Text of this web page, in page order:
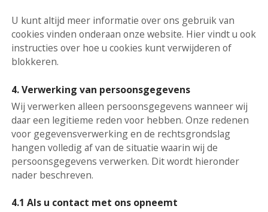
U kunt altijd meer informatie over ons gebruik van
cookies vinden onderaan onze website. Hier vindt u ook
instructies over hoe u cookies kunt verwijderen of
blokkeren.
4. Verwerking van persoonsgegevens
Wij verwerken alleen persoonsgegevens wanneer wij
daar een legitieme reden voor hebben. Onze redenen
voor gegevensverwerking en de rechtsgrondslag
hangen volledig af van de situatie waarin wij de
persoonsgegevens verwerken. Dit wordt hieronder
nader beschreven.
4.1 Als u contact met ons opneemt